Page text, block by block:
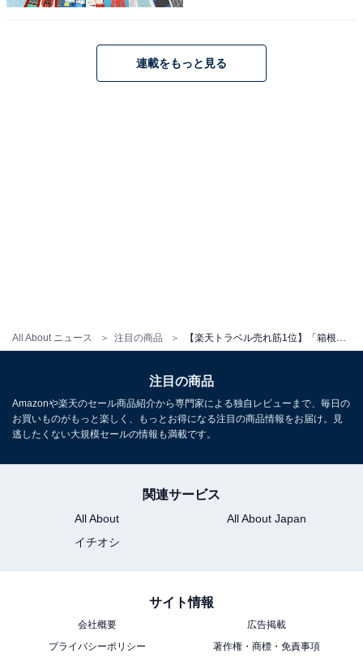
All About ニュース 注目の商品
連載をもっと見る
注目の商品
Amazonや楽天のセール商品紹介から専門家による独自レビューまで、毎日の
お買いものがもっと楽しく、もっとお得になる注目の商品情報をお届け。見
逃したくない大規模セールの情報も満載です。
関連サービス
All About
All About Japan
イチオシ
サイト情報
会社概要
広告掲載
プライバシーポリシー
著作権・商標・免責事項